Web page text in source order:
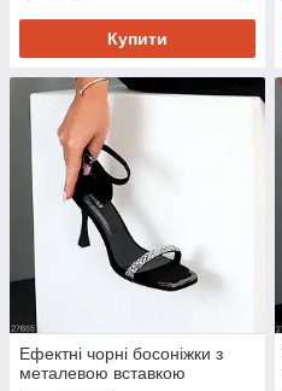
Купити
Ефектні чорні босоніжки з
металевою вставкою